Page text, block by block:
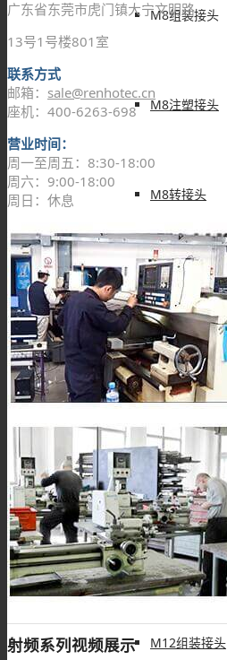
M8组装接头
M8注塑接头
M8转接头
M8线束
M8配件
M12连接器
M12板端插座
M12组装接头
广东省东莞市虎门镇大宁文明路
13号1号楼801室
联系方式
邮箱： sale@renhotec.cn
座机：400-6263-698
营业时间：
周一至周五：8:30-18:00
周六：9:00-18:00
周日：休息
射频系列视频展示